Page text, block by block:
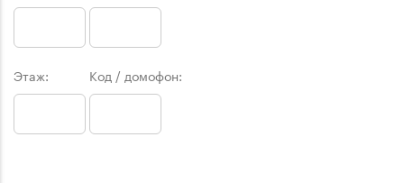
Этаж: Код / домофон: